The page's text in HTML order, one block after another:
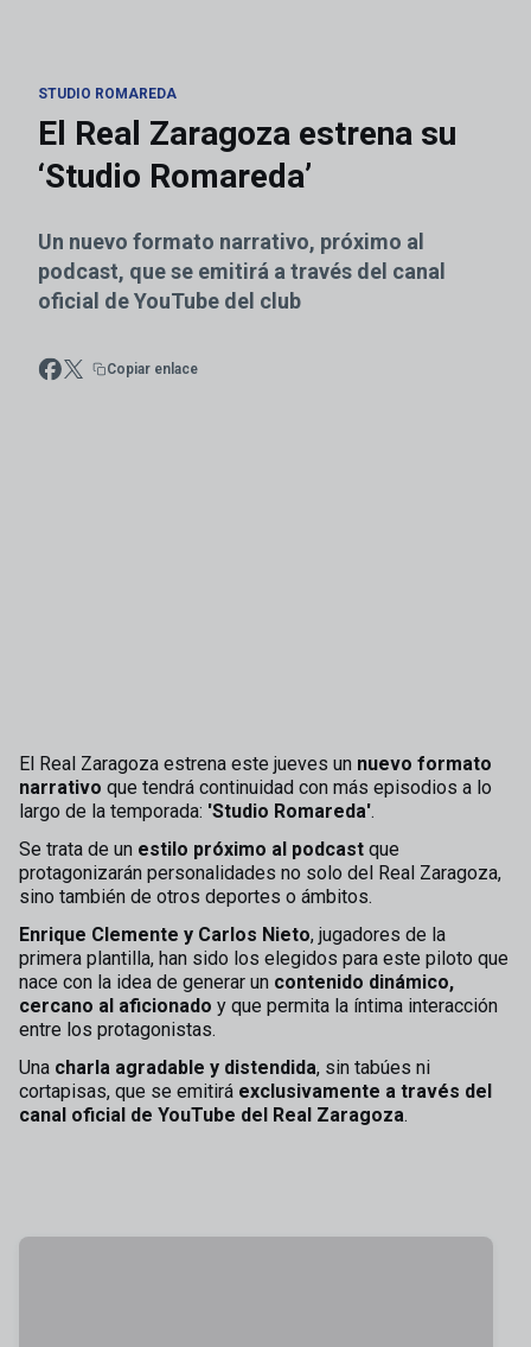
STUDIO ROMAREDA
El Real Zaragoza estrena su
‘Studio Romareda’
Un nuevo formato narrativo, próximo al
podcast, que se emitirá a través del canal
oficial de YouTube del club
Copiar enlace
El Real Zaragoza estrena este jueves un nuevo formato
narrativo que tendrá continuidad con más episodios a lo
largo de la temporada: 'Studio Romareda'.
Se trata de un estilo próximo al podcast que
protagonizarán personalidades no solo del Real Zaragoza,
sino también de otros deportes o ámbitos.
Enrique Clemente y Carlos Nieto, jugadores de la
primera plantilla, han sido los elegidos para este piloto que
nace con la idea de generar un contenido dinámico,
cercano al aficionado y que permita la íntima interacción
entre los protagonistas.
Una charla agradable y distendida, sin tabúes ni
cortapisas, que se emitirá exclusivamente a través del
canal oficial de YouTube del Real Zaragoza.